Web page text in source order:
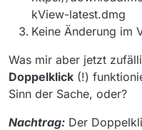
Tage laden”
“Filmliste jetzt
kView-latest.dmg
Keine Änderung im
Was mir aber jetzt
Doppelklick (!)
Sinn der Sache, oder?
Nachtrag: Der